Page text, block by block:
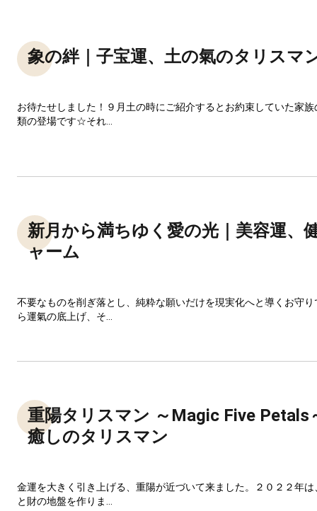
象の絆｜子宝運、土の氣のタリスマ
お待たせしました！９月土の時にご紹介するとお約束していた家
類の登場です☆それ...
新月から満ちゆく愛の光｜美容運、
ャーム
不要なものを削ぎ落とし、純粋な願いだけを現実化へと導くお守
ら運氣の底上げ、そ...
重陽タリスマン ～Magic Five Petals
癒しのタリスマン
金運を大きく引き上げる、重陽が近づいて来ました。２０２２年
と財の地盤を作りま...